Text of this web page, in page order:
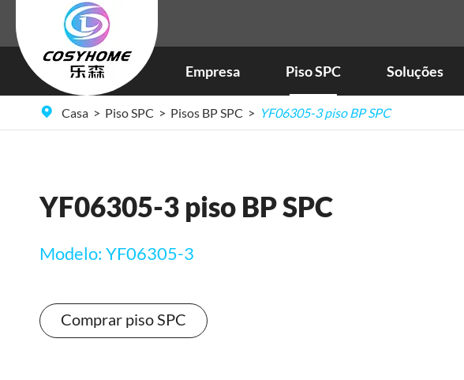
Empresa Piso SPC Soluções
Casa Piso SPC Pisos BP SPC YF06305-3 piso BP SPC
YF06305-3 piso BP SPC
Modelo: YF06305-3
Comprar piso SPC